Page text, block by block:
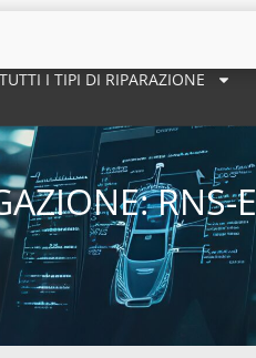
TUTTI I TIPI DI RIPARAZIONE
RNS-E